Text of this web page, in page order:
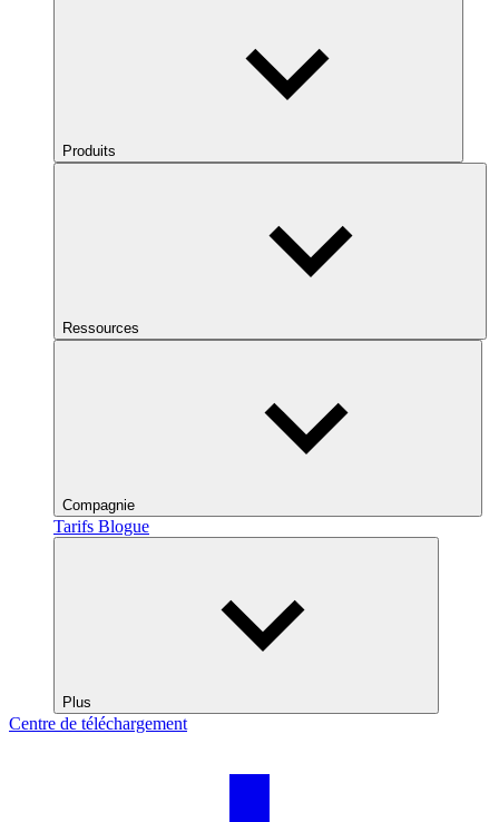
Produits
Ressources
Compagnie
Tarifs Blogue
Plus
Centre de téléchargement